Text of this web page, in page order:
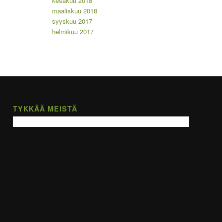
maaliskuu 2018
syyskuu 2017
helmikuu 2017
TYKKÄÄ MEISTÄ